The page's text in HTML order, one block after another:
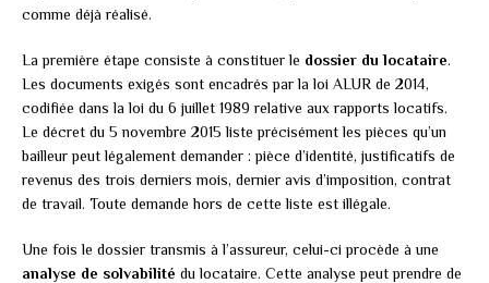
comme déjà réalisé.
La première étape consiste à constituer le dossier du locataire.
Les documents exigés sont encadrés par la loi ALUR de 2014,
codifiée dans la loi du 6 juillet 1989 relative aux rapports locatifs.
Le décret du 5 novembre 2015 liste précisément les pièces qu’un
bailleur peut légalement demander : pièce d’identité, justificatifs de
revenus des trois derniers mois, dernier avis d’imposition, contrat
de travail. Toute demande hors de cette liste est illégale.
Une fois le dossier transmis à l’assureur, celui-ci procède à une
analyse de solvabilité du locataire. Cette analyse peut prendre de